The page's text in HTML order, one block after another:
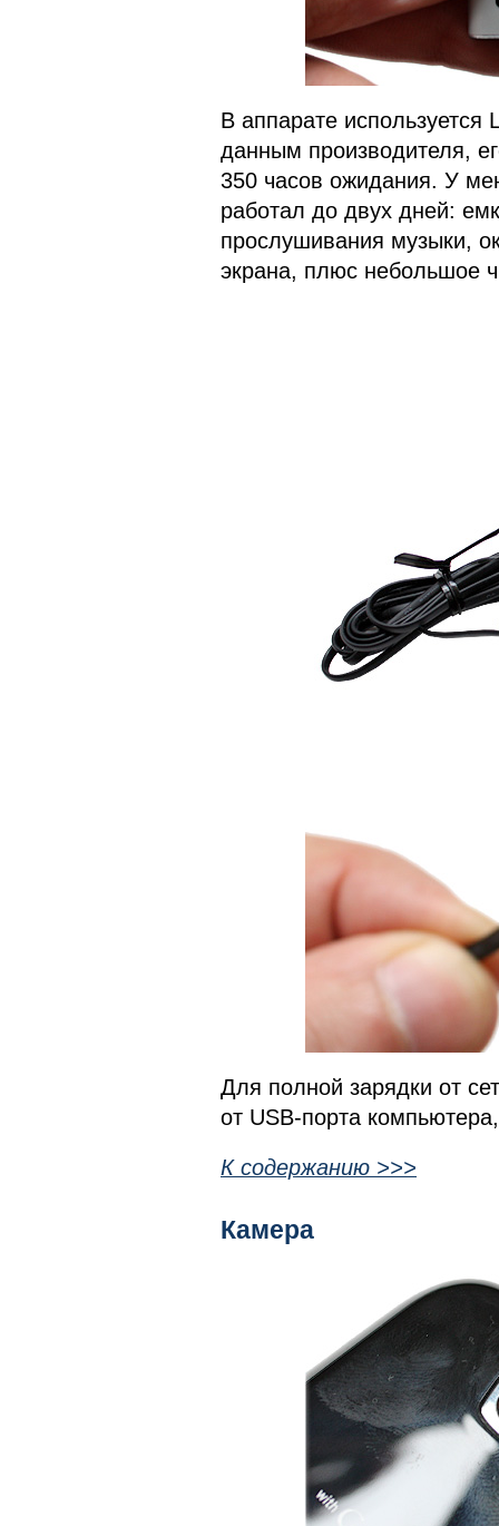
В аппарате
данным производителя,
350 часов ожидания. У
работал до двух дней:
прослушивания музыки,
экрана, плюс небольшое
Для полной зарядки от
от USB-порта
К содержанию >>>
Камера